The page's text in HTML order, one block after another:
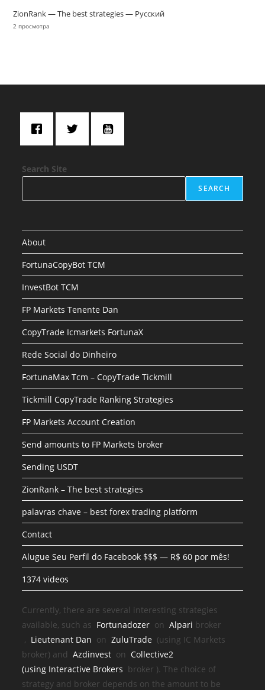
ZionRank — The best strategies — Русский
2 просмотра
Search Site
SEARCH
About
FortunaCopyBot TCM
InvestBot TCM
FP Markets Tenente Dan
CopyTrade Icmarkets FortunaX
Rede Social do Dinheiro
FortunaMax Tcm – CopyTrade Tickmill
Tickmill CopyTrade Ranking Strategies
FP Markets Account Creation
Send amounts to FP Markets broker
Sending USDT
ZionRank – The best strategies
palavras chave – best forex trading platform
Contact
Alugue Seu Perfil do Facebook $$$ — R$ 60 por mês!
1374 videos
Currently, there are several interesting strategies
available, such as Fortunadozer onAlpari broker
, Lieutenant Dan onZuluTrade (using IC Markets
broker) andAzdinvest onCollective2
(using Interactive Brokers broker ). The choice of
strategy and broker depends on the amount to be